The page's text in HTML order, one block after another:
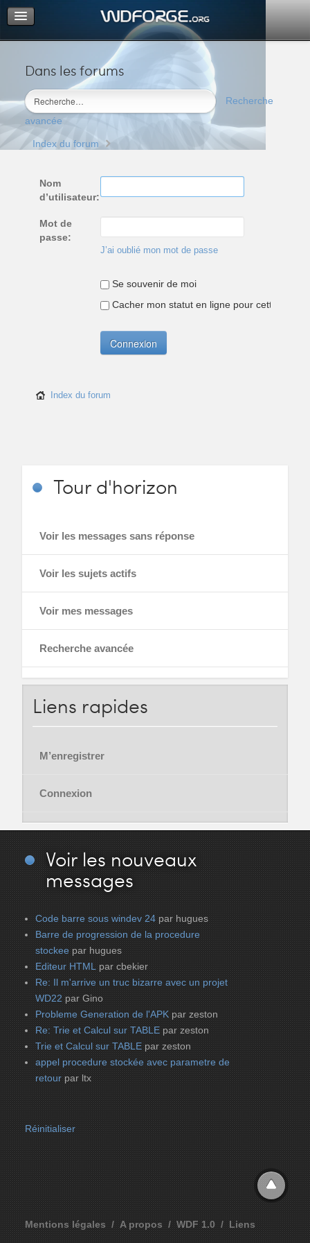
Dans les forums
Recherche
avancée
Portail
Index du forum
M’enregistrer
Connexion
Index du forum
Nom
d’utilisateur:
Mot de
passe:
J’ai oublié mon mot de passe
Se souvenir de moi
Cacher mon statut en ligne pour cette
Index du forum
Tourd'horizon
Voir les messages sans réponse
Voir les sujets actifs
Voir mes messages
Recherche avancée
Liens rapides
M’enregistrer
Connexion
Voir les nouveaux
messages
Code barre sous windev 24 par hugues
Barre de progression de la procedure
stockee par hugues
Editeur HTML par cbekier
Re: Il m'arrive un truc bizarre avec un projet
WD22 par Gino
Probleme Generation de l'APK par zeston
Re: Trie et Calcul sur TABLE par zeston
Trie et Calcul sur TABLE par zeston
appel procedure stockée avec parametre de
retour par ltx
Réinitialiser
Mentions légales A propos WDF 1.0 Liens